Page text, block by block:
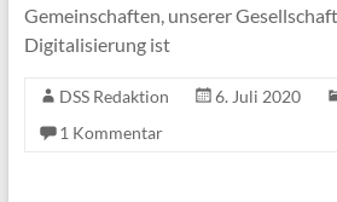
Gemeinschaften, unserer
Digitalisierung ist
DSS Redaktion 6. Juli 2020
1 Kommentar